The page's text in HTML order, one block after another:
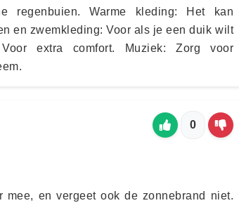
regenbuien. Warme kleding: Het kan
en zwemkleding: Voor als je een duik wilt
extra comfort. Muziek: Zorg voor
0
mee, en vergeet ook de zonnebrand niet.